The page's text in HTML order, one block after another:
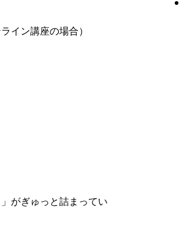
イン講座の場合）
がぎゅっと詰まってい